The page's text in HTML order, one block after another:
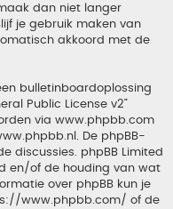
dan niet langer
je gebruik maken van
akkoord met de
bulletinboardoplossing
Public License v2”
via www.phpbb.com
. De phpBB-
discussies. phpBB Limited
en/of de houding van wat
over phpBB kun je
www.phpbb.com/ of de